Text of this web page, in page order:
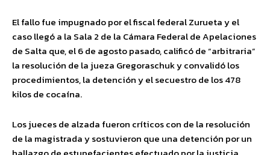
El fallo fue impugnado por el fiscal federal Zurueta y el
caso llegó a la Sala 2 de la Cámara Federal de Apelaciones
de Salta que, el 6 de agosto pasado, calificó de “arbitraria”
la resolución de la jueza Gregoraschuk y convalidó los
procedimientos, la detención y el secuestro de los 478
kilos de cocaína.
Los jueces de alzada fueron críticos con de la resolución
de la magistrada y sostuvieron que una detención por un